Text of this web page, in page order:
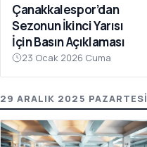
Çanakkalespor’dan
Sezonun İkinci Yarısı
İçin Basın Açıklaması
23 Ocak 2026 Cuma
29 ARALIK 2025 PAZARTESI